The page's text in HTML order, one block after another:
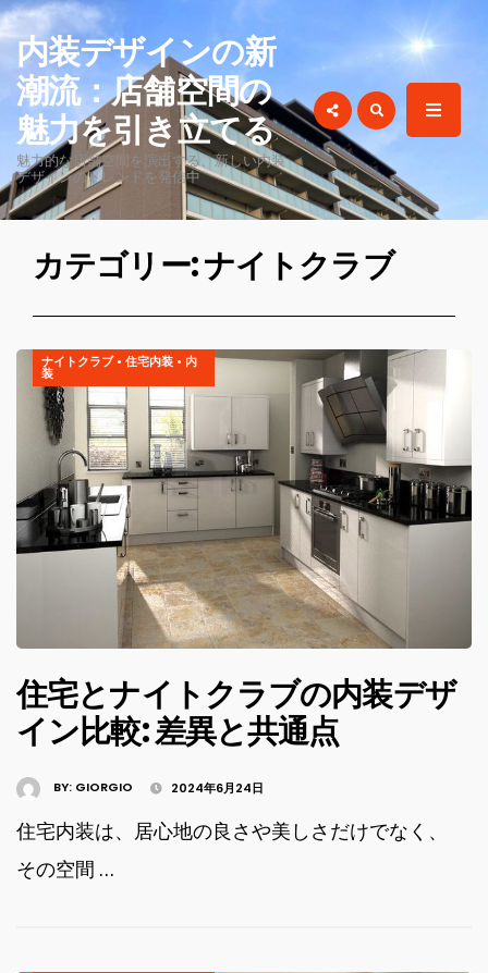
内装デザインの新
潮流：店舗空間の
魅力を引き立てる
魅力的な店舗空間を演出する、新しい内装
デザインのトレンドを発信中
カテゴリー: ナイトクラブ
ナイトクラブ• 住宅内装 • 内
装
住宅とナイトクラブの内装デザ
イン比較: 差異と共通点
BY: GIORGIO 2024年6月24日
住宅内装は、居心地の良さや美しさだけでなく、
その空間 …